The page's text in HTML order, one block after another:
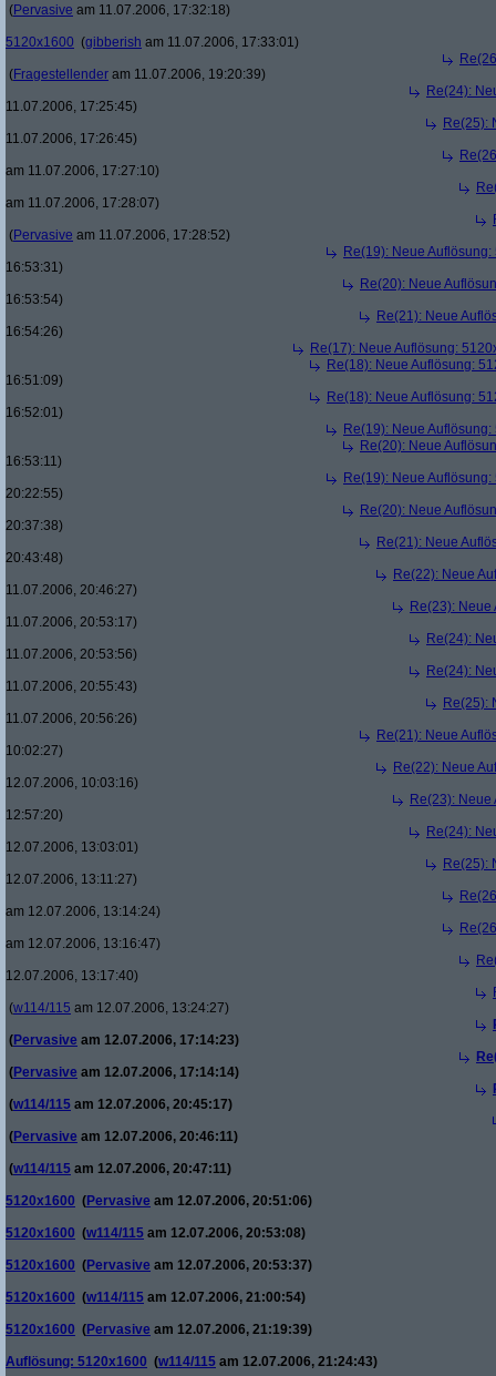
(Pervasive am 11.07.2006, 17:32:18)
5120x1600 (gibberish am 11.07.2006, 17:33:01)
(Fragestellender am 11.07.2006, 19:20:39)
Re(24):
11.07.2006, 17:25:45)
Re(25):
11.07.2006, 17:26:45)
am 11.07.2006, 17:27:10)
am 11.07.2006, 17:28:07)
(Pervasive am 11.07.2006, 17:28:52)
Re(19): Neue
16:53:31)
Re(20): Neue
16:53:54)
Re(21): Neue
16:54:26)
Re(17): Neue Auflösung:
Re(18): Neue Auflösung:
16:51:09)
Re(18): Neue Auflösung:
16:52:01)
Re(19): Neue
Re(20): Neue
16:53:11)
Re(19): Neue
20:22:55)
Re(20): Neue
20:37:38)
Re(21): Neue
20:43:48)
Re(22): Neue
11.07.2006, 20:46:27)
Re(23):
11.07.2006, 20:53:17)
Re(24):
11.07.2006, 20:53:56)
Re(24):
11.07.2006, 20:55:43)
Re(25):
11.07.2006, 20:56:26)
Re(21): Neue
10:02:27)
Re(22): Neue
12.07.2006, 10:03:16)
Re(23):
12:57:20)
Re(24):
12.07.2006, 13:03:01)
Re(25):
12.07.2006, 13:11:27)
am 12.07.2006, 13:14:24)
am 12.07.2006, 13:16:47)
12.07.2006, 13:17:40)
(w114/115 am 12.07.2006, 13:24:27)
(Pervasive am 12.07.2006, 17:14:23)
(Pervasive am 12.07.2006, 17:14:14)
(w114/115 am 12.07.2006, 20:45:17)
(Pervasive am 12.07.2006, 20:46:11)
(w114/115 am 12.07.2006, 20:47:11)
5120x1600 (Pervasive am 12.07.2006, 20:51:06)
5120x1600 (w114/115 am 12.07.2006, 20:53:08)
5120x1600 (Pervasive am 12.07.2006, 20:53:37)
5120x1600 (w114/115 am 12.07.2006, 21:00:54)
5120x1600 (Pervasive am 12.07.2006, 21:19:39)
Auflösung: 5120x1600 (w114/115 am 12.07.2006, 21:24:43)